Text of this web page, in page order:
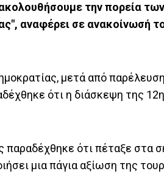
την πορεία
αναφέρει σε ανακοίνωσή
μετά από
ότι η διάσκεψη της
ότι πέταξε στα
μια πάγια αξίωση της